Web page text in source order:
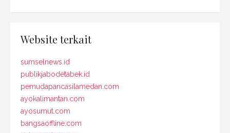
Website terkait
sumselnews.id
publikjabodetabek.id
pemudapancasilamedan.com
ayokalimantan.com
ayosumut.com
bangsaoffline.com